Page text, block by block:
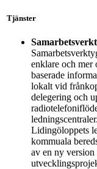
Tjänster
enklare och
baserade
lokalt vid
delegering och
Lidingöloppets
kommuala
av en ny version